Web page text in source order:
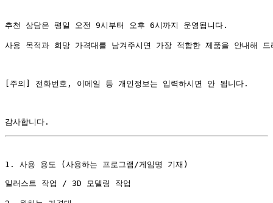
추천 상담은 평일 오전 9시부터 오후 6시까지 운영됩니다.
사용 목적과 희망 가격대를 남겨주시면 가장 적합한 제품을 안내해 드
[주의] 전화번호, 이메일 등 개인정보는 입력하시면 안 됩니다.
감사합니다.
1. 사용 용도 (사용하는 프로그램/게임명 기재)
일러스트 작업 / 3D 모델링 작업